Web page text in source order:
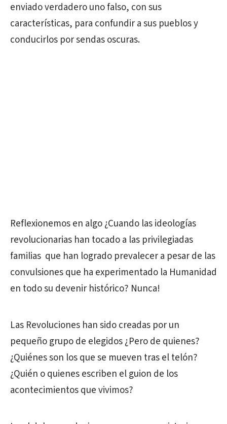
enviado verdadero uno falso, con sus
características, para confundir a sus pueblos y
conducirlos por sendas oscuras.
Reflexionemos en algo ¿Cuando las ideologías
revolucionarias han tocado a las privilegiadas
familias que han logrado prevalecer a pesar de las
convulsiones que ha experimentado la Humanidad
en todo su devenir histórico? Nunca!
Las Revoluciones han sido creadas por un
pequeño grupo de elegidos ¿Pero de quienes?
¿Quiénes son los que se mueven tras el telón?
¿Quién o quienes escriben el guion de los
acontecimientos que vivimos?